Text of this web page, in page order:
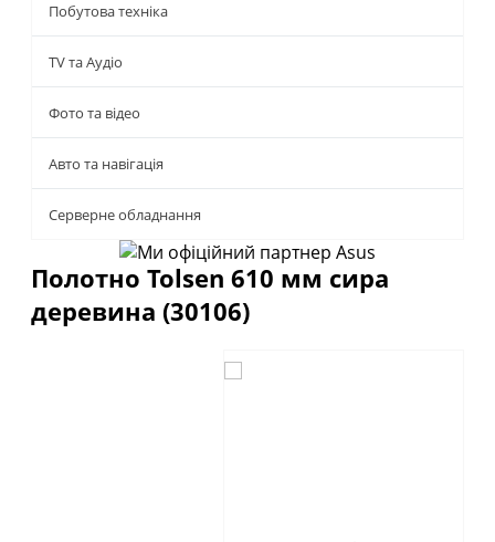
Побутова техніка
TV та Аудіо
Фото та відео
Авто та навігація
Серверне обладнання
Полотно Tolsen 610 мм сира
деревина (30106)